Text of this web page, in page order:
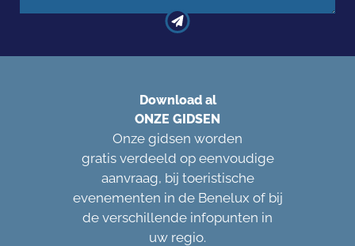
Download al
ONZE GIDSEN
Onze gidsen worden
gratis verdeeld op eenvoudige
aanvraag, bij toeristische
evenementen in de Benelux of bij
de verschillende infopunten in
uw regio.